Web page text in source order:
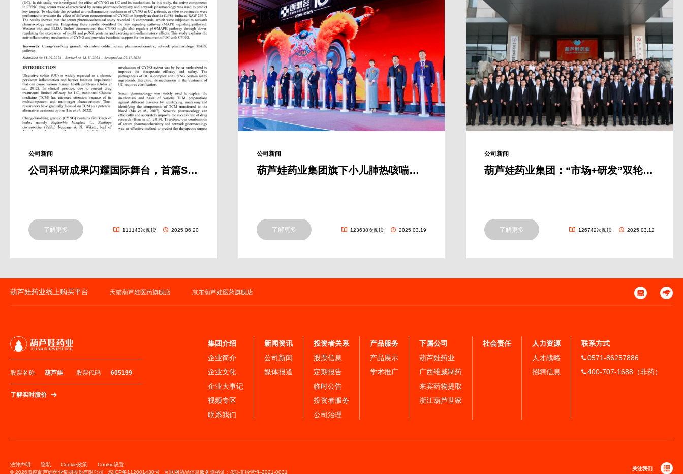
公司新闻
公司科研成果闪耀国际舞台，首篇SCI文章揭示肠炎宁颗粒奥秘
了解更多 111143次阅读 2025.06.20
公司新闻
葫芦娃药业集团旗下小儿肺热咳喘颗粒荣获“2024-2025年度中国药品零售市场畅销产品”奖
了解更多 123638次阅读 2025.03.19
公司新闻
葫芦娃药业集团：“市场+研发”双轮驱动，助推企业高质量发展
了解更多 126742次阅读 2025.03.12
葫芦娃药业线上购买平台 天猫葫芦娃医药旗舰店 京东葫芦娃医药旗舰店
股票名称 葫芦娃 股票代码 605199
了解实时股价
集团介绍
企业简介
企业文化
企业⼤事记
视频专区
联系我们
新闻资讯
公司新闻
媒体报道
投资者关系
股票信息
定期报告
临时公告
投资者服务
公司治理
产品服务
产品展示
学术推广
下属公司
葫芦娃药业
广西维威制药
来宾药物提取
浙江葫芦世家
社会责任
人力资源
人才战略
招聘信息
联系方式
0571-86257886
400-707-1688（非药）
法律声明 隐私 Cookie政策
Cookie设置
© 2026海南葫芦娃药业集团股份有限公司 琼ICP备112001430号 互联网药品信息服务资格证：(琼)-非经营性-2021-0031
关注我们